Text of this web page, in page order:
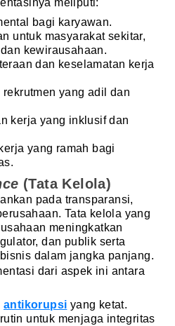
meliputi:
bagi karyawan.
untuk masyarakat sekitar,
kewirausahaan.
dan keselamatan kerja
yang adil dan
kerja yang inklusif dan
yang ramah bagi
(Tata Kelola)
pada transparansi,
Tata kelola yang
meningkatkan
dan publik serta
dalam jangka panjang.
dari aspek ini antara
antikorupsi yang ketat.
untuk menjaga integritas